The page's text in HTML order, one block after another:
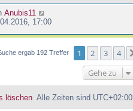
Anubis11
17:00
ergab 192 Treffer 1 2 3 4
Gehe zu
Alle Zeiten sind UTC+02:00
löschen